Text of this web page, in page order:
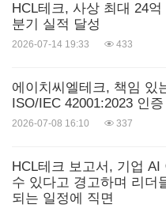
HCL테크, 사상 최대 24
분기 실적 달성
2026-07-14 19:33 433
에이치씨엘테크, 책임 있
ISO/IEC 42001:2023 인
2026-07-08 16:10 337
HCL테크 보고서, 기업
수 있다고 경고하며 리더
되는 일정에 직면